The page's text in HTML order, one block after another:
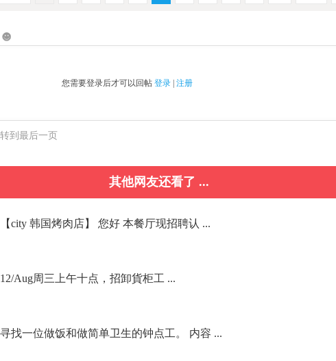
您需要登录后才可以回帖 登录 | 注册
到最后一页
其他网友还看了 ...
【city 韩国烤肉店】 您好 本餐厅现招聘认 ...
12/Aug周三上午十点，招卸貨柜工 ...
寻找一位做饭和做简单卫生的钟点工。 内容 ...